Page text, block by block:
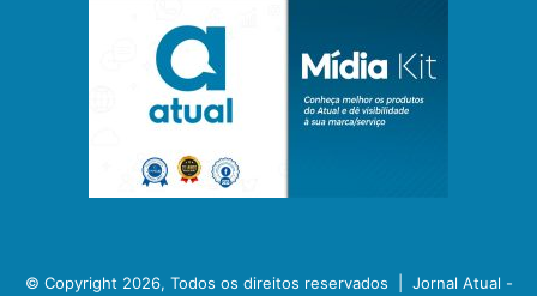
© Copyright 2026, Todos os direitos reservados | Jornal Atual -